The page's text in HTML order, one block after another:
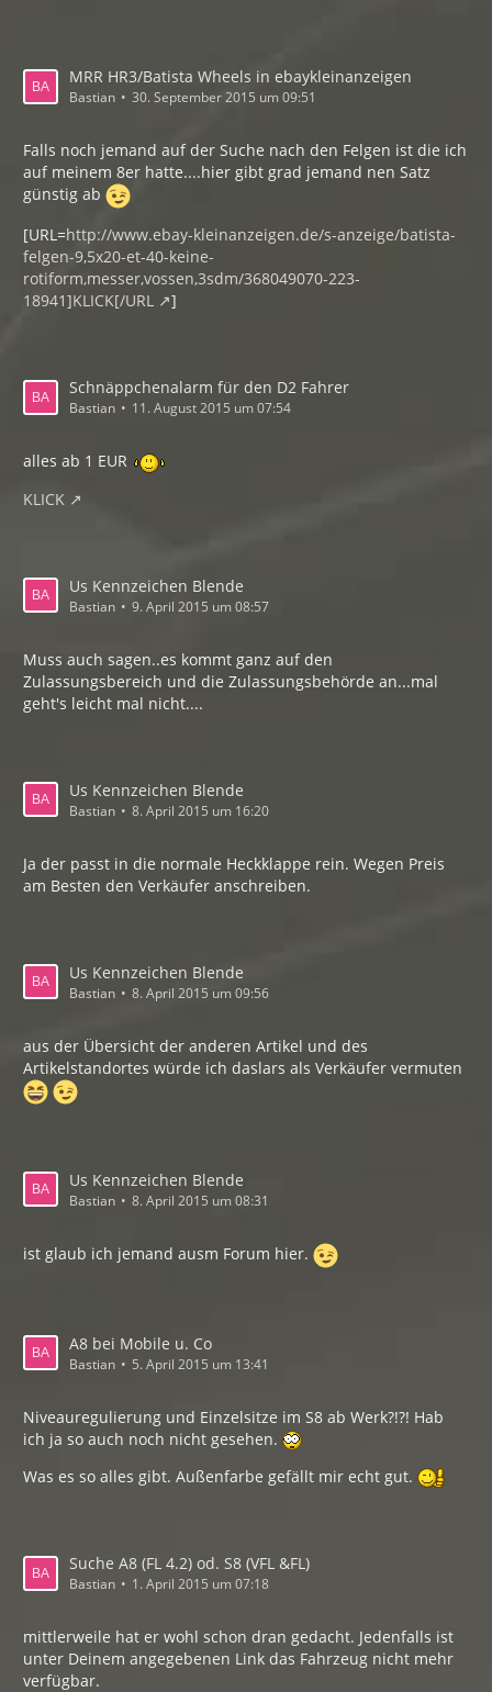
MRR HR3/Batista Wheels in ebaykleinanzeigen
Bastian 30. September 2015 um 09:51
Falls noch jemand auf der Suche nach den Felgen ist die ich
auf meinem 8er hatte....hier gibt grad jemand nen Satz
günstig ab
[URL=http://www.ebay-kleinanzeigen.de/s-anzeige/batista-
felgen-9,5x20-et-40-keine-
rotiform,messer,vossen,3sdm/368049070-223-
18941]KLICK[/URL
]
Schnäppchenalarm für den D2 Fahrer
Bastian 11. August 2015 um 07:54
alles ab 1 EUR
KLICK
Us Kennzeichen Blende
Bastian 9. April 2015 um 08:57
Muss auch sagen..es kommt ganz auf den
Zulassungsbereich und die Zulassungsbehörde an...mal
geht's leicht mal nicht....
Us Kennzeichen Blende
Bastian 8. April 2015 um 16:20
Ja der passt in die normale Heckklappe rein. Wegen Preis
am Besten den Verkäufer anschreiben.
Us Kennzeichen Blende
Bastian 8. April 2015 um 09:56
aus der Übersicht der anderen Artikel und des
Artikelstandortes würde ich daslars als Verkäufer vermuten
Us Kennzeichen Blende
Bastian 8. April 2015 um 08:31
ist glaub ich jemand ausm Forum hier.
A8 bei Mobile u. Co
Bastian 5. April 2015 um 13:41
Niveauregulierung und Einzelsitze im S8 ab Werk?!?! Hab
ich ja so auch noch nicht gesehen.
Was es so alles gibt. Außenfarbe gefällt mir echt gut.
Suche A8 (FL 4.2) od. S8 (VFL &FL)
Bastian 1. April 2015 um 07:18
mittlerweile hat er wohl schon dran gedacht. Jedenfalls ist
unter Deinem angegebenen Link das Fahrzeug nicht mehr
verfügbar.